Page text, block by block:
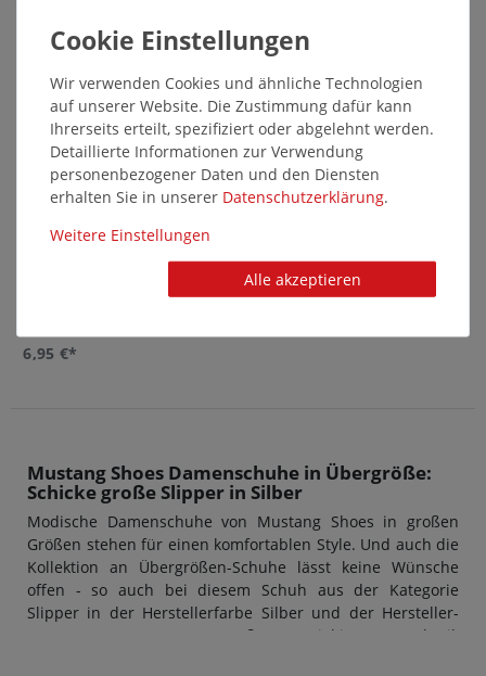
Passende Pflegemittel und Einlegesohlen
14640
pedag - Cleansing Kit - Tuch und
6,95 €*
Mustang Shoes Damenschuhe in Übergröße:
Schicke große Slipper in Silber
Modische Damenschuhe von Mustang Shoes in großen
Größen stehen für einen komfortablen Style. Und auch die
Kollektion an Übergrößen-Schuhe lässt keine Wünsche
offen - so auch bei diesem Schuh aus der Kategorie
Slipper in der Herstellerfarbe Silber und der Hersteller-
Nummer 1237-401-21. Das Außenmaterial ist aus Synthetik
Wir verwenden Cookies und ähnliche Technologien
auf unserer Website. Die Zustimmung dafür kann
Ihrerseits erteilt, spezifiziert oder abgelehnt werden.
Detaillierte Informationen zur Verwendung
personenbezogener Daten und den Diensten
erhalten Sie in unserer Daten­schutz­erklärung.
Weitere Einstellungen
Alle akzeptieren